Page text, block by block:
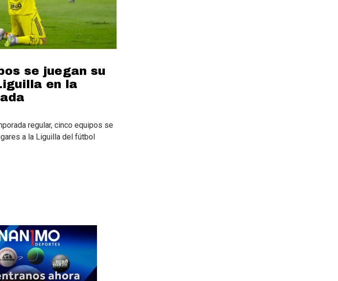
se juegan su
en la
regular, cinco equipos se
a la Liguilla del fútbol